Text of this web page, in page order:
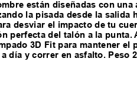
están diseñadas con
la pisada desde la
desviar el impacto de tu
perfecta del talón a la
3D Fit para mantener
día y correr en asfalto. Peso